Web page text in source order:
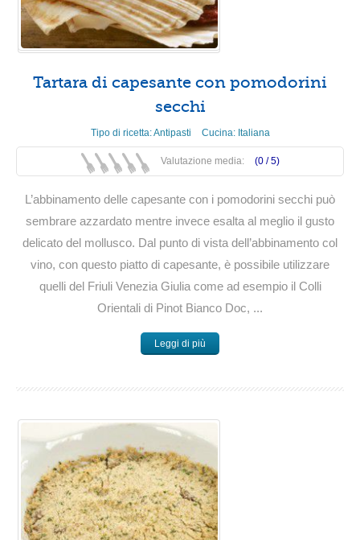
Tartara di capesante con pomodorini
secchi
Tipo di ricetta:Antipasti Cucina: Italiana
Valutazione media: (0 /5)
L’abbinamento delle capesante con i pomodorini secchi può
sembrare azzardato mentre invece esalta al meglio il gusto
delicato del mollusco. Dal punto di vista dell’abbinamento col
vino, con questo piatto di capesante, è possibile utilizzare
quelli del Friuli Venezia Giulia come ad esempio il Colli
Orientali di Pinot Bianco Doc, ...
Leggi di più